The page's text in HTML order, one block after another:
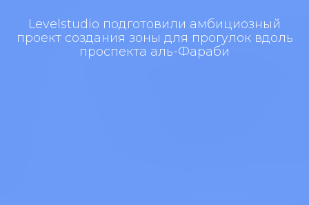
Levelstudio подготовили амбициозный
проект создания зоны для прогулок вдоль
проспекта аль-Фараби